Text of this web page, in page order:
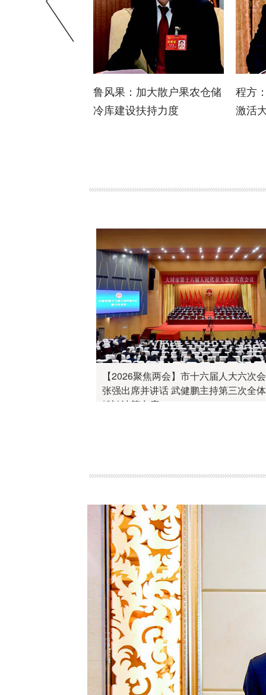
鲁风果：加大散户果农仓储
冷库建设扶持力度
程方
激活
【2026聚焦两会】市十六届人大六次
张强出席并讲话 武健鹏主持第三次全
姚鸿波等出席